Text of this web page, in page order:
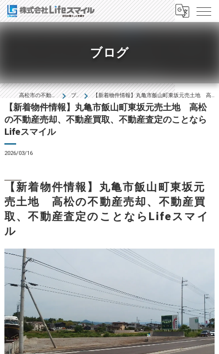
ブログ
高松市の不動産は株式会社Lifeｽﾏｲﾙ ブログ 【新着物件情報】丸亀市飯山町東坂元売土地 高松の不動産売却、不動産買取、不動産査定のことならLifeスマイル
【新着物件情報】丸亀市飯山町東坂元売土地 高松
の不動産売却、不動産買取、不動産査定のことなら
Lifeスマイル
2026/03/16
【新着物件情報】丸亀市飯山町東坂元
売土地 高松の不動産売却、不動産買
取、不動産査定のことならLifeスマイ
ル